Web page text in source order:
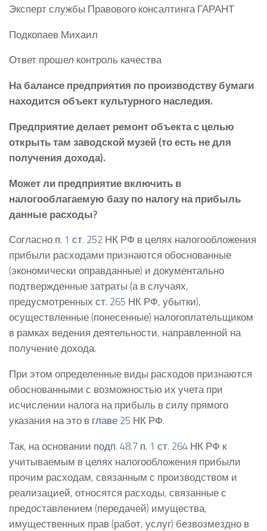
Эксперт службы Правового консалтинга ГАРАНТ
Подкопаев Михаил
Ответ прошел контроль качества
На балансе предприятия по производству бумаги
находится объект культурного наследия.
Предприятие делает ремонт объекта с целью
открыть там заводской музей (то есть не для
получения дохода).
Может ли предприятие включить в
налогооблагаемую базу по налогу на прибыль
данные расходы?
Согласно п. 1 ст. 252 НК РФ в целях налогообложения
прибыли расходами признаются обоснованные
(экономически оправданные) и документально
подтвержденные затраты (а в случаях,
предусмотренных ст. 265 НК РФ, убытки),
осуществленные (понесенные) налогоплательщиком
в рамках ведения деятельности, направленной на
получение дохода.
При этом определенные виды расходов признаются
обоснованными с возможностью их учета при
исчислении налога на прибыль в силу прямого
указания на это в главе 25 НК РФ.
Так, на основании подп. 48.7 п. 1 ст. 264 НК РФ к
учитываемым в целях налогообложения прибыли
прочим расходам, связанным с производством и
реализацией, относятся расходы, связанные с
предоставлением (передачей) имущества,
имущественных прав (работ, услуг) безвозмездно в